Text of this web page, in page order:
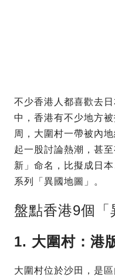
不少香港人都喜歡去
中，香港有不少地方
周，大圍村一帶被內
起一股討論熱潮，甚
新」命名，比擬成日
系列「異國地圖」。
盤點香港9個
1. 大圍村：港
大圍村位於沙田，是